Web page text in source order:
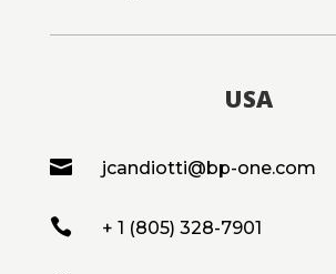
USA
 jcandiotti@bp-one.com
 + 1 (805) 328-7901